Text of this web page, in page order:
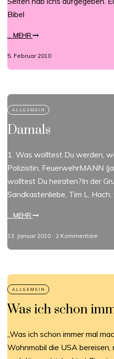
Bibel
... MEHR
5. Februar 2010
Damals
1. Was wolltest Du werden,
Polizistin, FeuerwehrMANN
wolltest Du heiraten?In der
Sandkastenliebe, Tim L.
... MEHR
13. Januar 2010 2 Kommentare
Was ich schon
„Was ich schon immer mal
Wohnmobil die USA bereisen,